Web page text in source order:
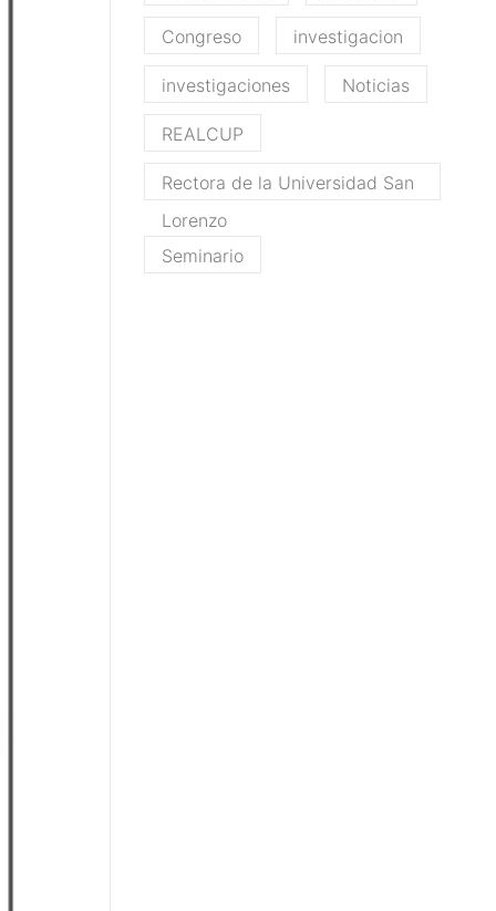
Congreso investigacion
investigaciones Noticias
REALCUP
Rectora de la Universidad San
Lorenzo
Seminario